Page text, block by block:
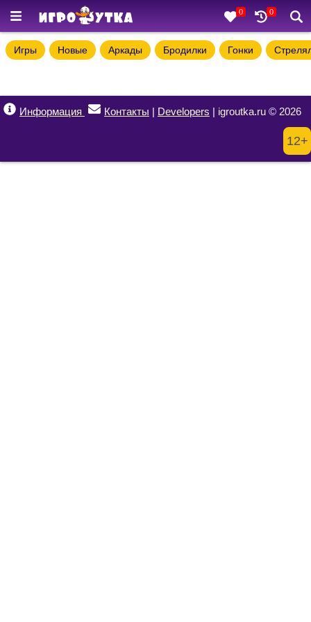
0 0
Игры Новые Аркады Бродилки Гонки
Информация Контакты | Developers | igroutka.ru © 2026
12+